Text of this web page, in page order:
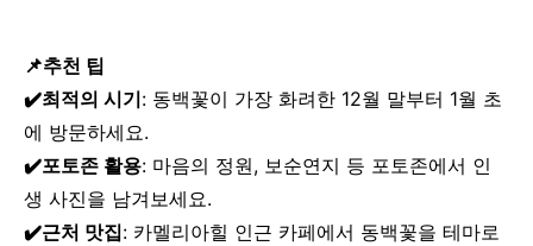
📌추천 팁
✔️최적의 시기: 동백꽃이 가장 화려한 12월 말부터 1월 초
에 방문하세요.
✔️포토존 활용: 마음의 정원, 보순연지 등 포토존에서 인
생 사진을 남겨보세요.
✔️근처 맛집: 카멜리아힐 인근 카페에서 동백꽃을 테마로